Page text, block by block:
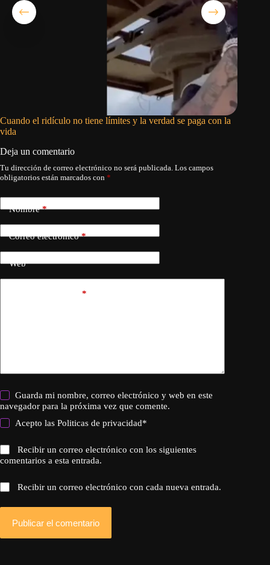
Cuando el ridículo no tiene límites y la verdad se paga con la
vida
Deja un comentario
Tu dirección de correo electrónico no será publicada. Los campos
obligatorios están marcados con *
Nombre*
Correo electrónico*
Web
*
Guarda mi nombre, correo electrónico y web en este
navegador para la próxima vez que comente.
Acepto lasPoliticas de privacidad*
Recibir un correo electrónico con los siguientes
comentarios a esta entrada.
Recibir un correo electrónico con cada nueva entrada.
Publicar el comentario